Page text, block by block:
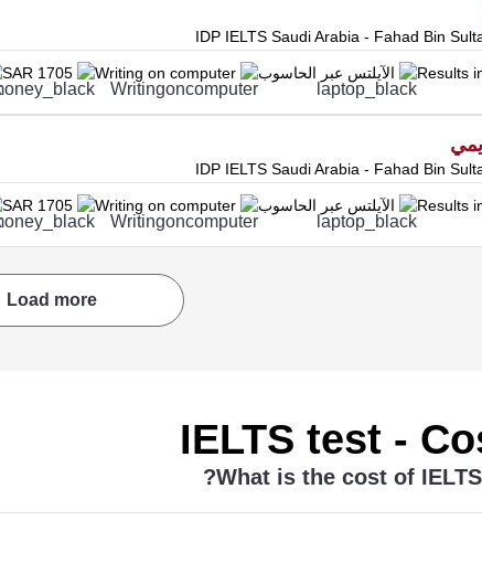
IDP IELTS Saudi Arabia - Fahad Bin
Results الآيلتس عبر الحاسوب Writing on computer
SAR 1705
IDP IELTS Saudi Arabia - Fahad Bin
Results الآيلتس عبر الحاسوب Writing on computer
SAR 1705
Load more
IELTS test -
What is the cost of IELTS